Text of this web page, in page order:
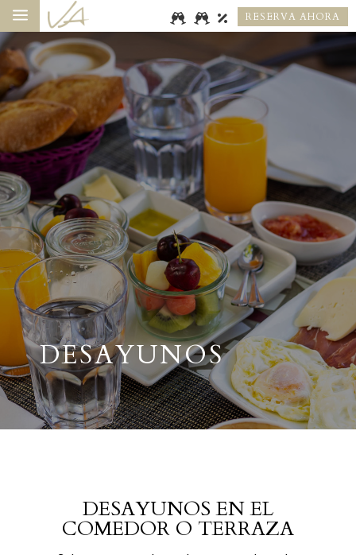
a RESERVA AHORA
DESAYUNOS
DESAYUNOS EN EL
COMEDOR O TERRAZA